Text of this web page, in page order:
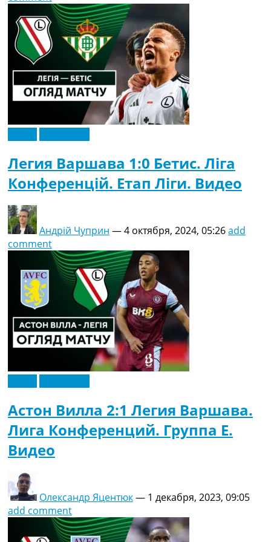
Легия Варшава 1:0 Бетис. Ліга
Конференцій. Етап Ліги. Видео
Андрій Чуприн —4 октября, 2024, 05:26add
comment
Астон Вилла 2:1 Легия Варшава.
Лига Конференций. Группа E.
Видео
Олександр Яцентюк— 1 декабря, 2023, 09:05
add comment